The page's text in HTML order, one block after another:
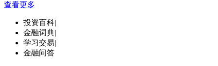
查看更多
投资百科|
金融词典|
学习交易|
金融问答